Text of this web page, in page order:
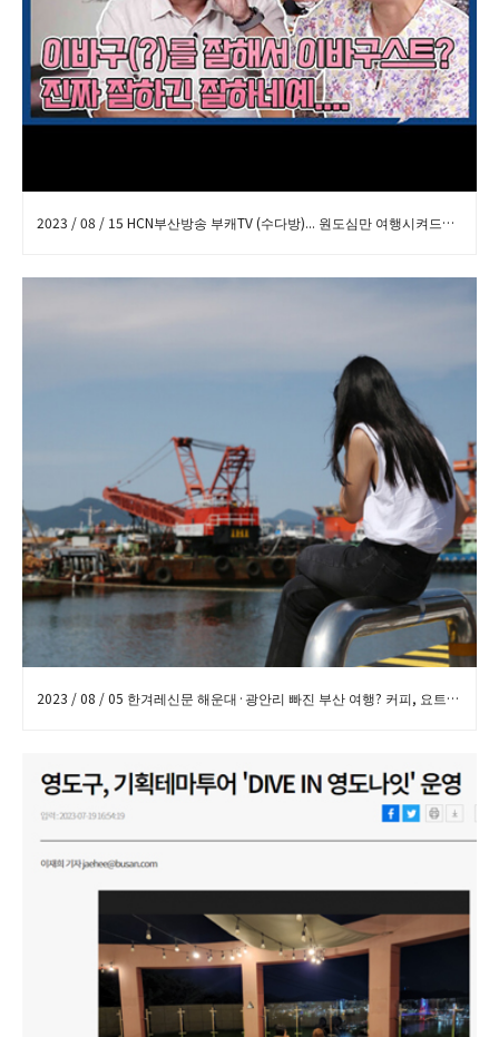
2023 / 08 / 15 HCN부산방송 부캐TV (수다방)... 원도심만 여행시켜드리겠습니다
2023 / 08 / 05 한겨레신문 해운대·광안리 빠진 부산 여행? 커피, 요트, 300년 대나무숲